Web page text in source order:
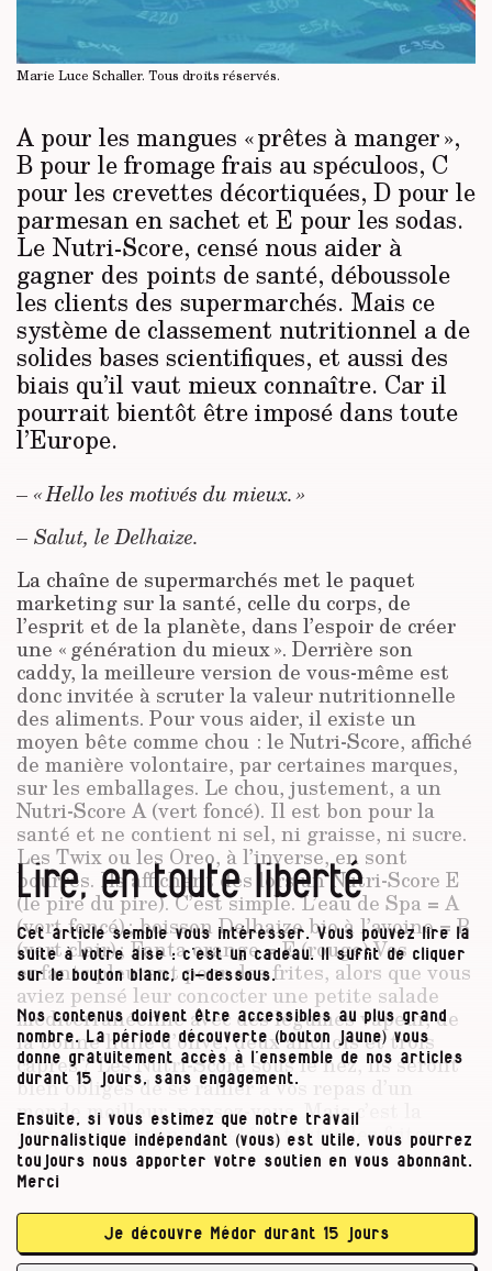
Marie Luce Schaller. Tous droits réservés.
A pour les mangues « prêtes à manger »,
B pour le fromage frais au spéculoos, C
pour les crevettes décortiquées, D pour le
parmesan en sachet et E pour les sodas.
Le Nutri-Score, censé nous aider à
gagner des points de santé, déboussole
les clients des supermarchés. Mais ce
système de classement nutritionnel a de
solides bases scientifiques, et aussi des
biais qu’il vaut mieux connaître. Car il
pourrait bientôt être imposé dans toute
l’Europe.
– « Hello les motivés du mieux. »
– Salut, le Delhaize.
La chaîne de supermarchés met le paquet
marketing sur la santé, celle du corps, de
l’esprit et de la planète, dans l’espoir de créer
une « génération du mieux ». Derrière son
caddy, la meilleure version de vous-même est
donc invitée à scruter la valeur nutritionnelle
des aliments. Pour vous aider, il existe un
moyen bête comme chou : le Nutri-Score, affiché
de manière volontaire, par certaines marques,
sur les emballages. Le chou, justement, a un
Nutri-Score A (vert foncé). Il est bon pour la
santé et ne contient ni sel, ni graisse, ni sucre.
Les Twix ou les Oreo, à l’inverse, en sont
bourrés. Ils affichent dès lors un Nutri-Score E
(le pire du pire). C’est simple. L’eau de Spa = A
(vert foncé) ; boisson Delhaize bio à l’avoine = B
(vert clair) ; Fanta orange = E (rouge).Vos
enfants pleurent pour des frites, alors que vous
aviez pensé leur concocter une petite salade
méditerranéenne avec des légumes vapeur, de
la bonne huile d’olive, deux anchois et trois
câpres ? Les Nutri-Score sous le nez, ils seront
bien obligés de se rallier à vos repas d’un
monde meilleur, pensez-vous. Mais c’est la
stupeur au rayon surgelés : toutes les frites
présentent un Nutri-Score A.
d’olive et les câpres montent maximum à C. Les
anchois à D. Votre projet de salade est donc
Lire, en toute liberté
Cet article semble vous intéresser. Vous pouvez lire la
suite à votre aise : c’est un cadeau. Il suffit de cliquer
sur le bouton blanc, ci-dessous.
Nos contenus doivent être accessibles au plus grand
nombre. La période découverte (bouton jaune) vous
donne gratuitement accès à l’ensemble de nos articles
durant 15 jours, sans engagement.
Ensuite, si vous estimez que notre travail
journalistique indépendant (vous) est utile, vous pourrez
toujours nous apporter votre soutien en vous abonnant.
Merci
Je découvre Médor durant 15 jours